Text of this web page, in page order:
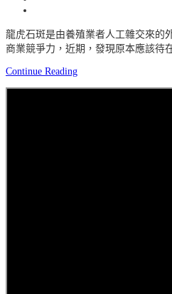
龍虎石斑是由養殖業者人工雜交來的
商業競爭力，近期，發現原本應該待
Continue Reading